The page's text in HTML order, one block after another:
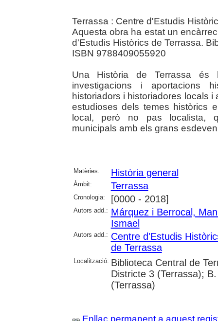
Terrassa : Centre d'Estudis
Aquesta obra ha estat un
d'Estudis Històrics de Terrassa.
ISBN 9788409055920
Una Història de Terrassa
investigacions i aportacions
historiadors i historiadores locals
estudioses dels temes històrics
local, però no pas localista,
municipals amb els grans
Matèries: Història general
Àmbit: Terrassa
Cronologia: [0000 - 2018]
Autors add.: Márquez i Berrocal,
Ismael
Autors add.: Centre d'Estudis
de Terrassa
Localització: Biblioteca Central de
Districte 3 (Terrassa);
(Terrassa)